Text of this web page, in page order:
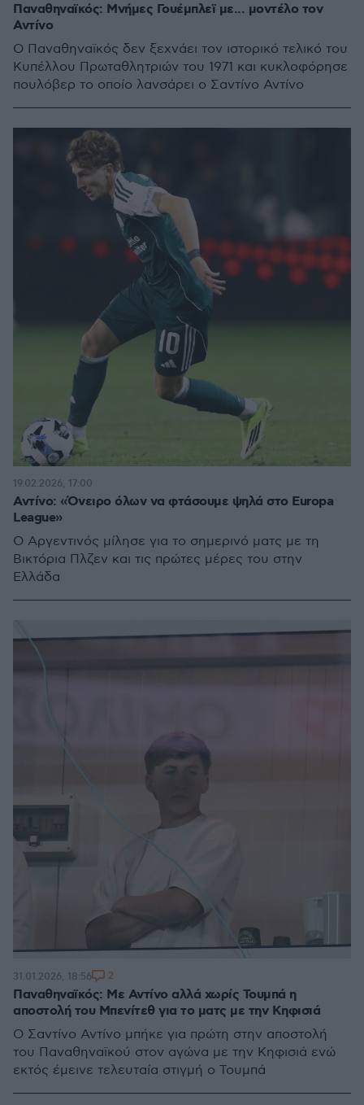
Παναθηναϊκός: Μνήμες Γουέμπλεϊ με... μοντέλο τον
Αντίνο
Ο Παναθηναϊκός δεν ξεχνάει τον ιστορικό τελικό του
Κυπέλλου Πρωταθλητριών του 1971 και κυκλοφόρησε
πουλόβερ το οποίο λανσάρει ο Σαντίνο Αντίνο
Αντίνο: «Όνειρο όλων να φτάσουμε ψηλά στο Europa
League»
O Αργεντινός μίλησε για το σημερινό ματς με τη
Βικτόρια Πλζεν και τις πρώτες μέρες του στην
Ελλάδα
19.02.2026, 17:00
Παναθηναϊκός: Με Αντίνο αλλά χωρίς Τουμπά η
αποστολή του Μπενίτεθ για το ματς με την Κηφισιά
Ο Σαντίνο Αντίνο μπήκε για πρώτη στην αποστολή
του Παναθηναϊκού στον αγώνα με την Κηφισιά ενώ
εκτός έμεινε τελευταία στιγμή ο Τουμπά
31.01.2026, 18:56 2